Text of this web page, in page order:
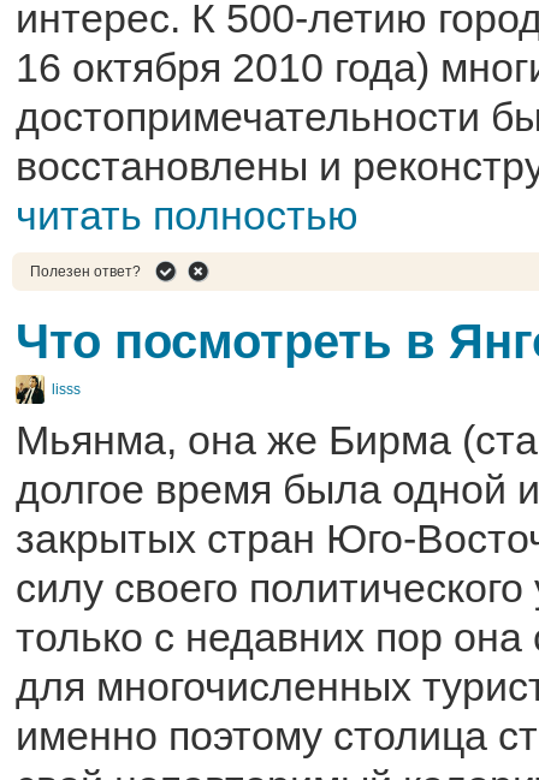
интерес. К 500-летию
16 октября 2010 года)
достопримечательности
восстановлены и
читать полностью
Полезен ответ?
Что посмотреть в
lisss
Мьянма, она же Бирма
долгое время была одной
закрытых стран Юго-
силу своего
только с недавних пор она
для многочисленных
именно поэтому столица